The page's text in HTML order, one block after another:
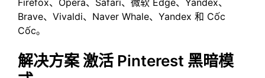
Brave、Vivaldi、Naver Whale、Yandex 和 Cốc
Cốc。
解决方案 激活 Pinterest 黑暗模